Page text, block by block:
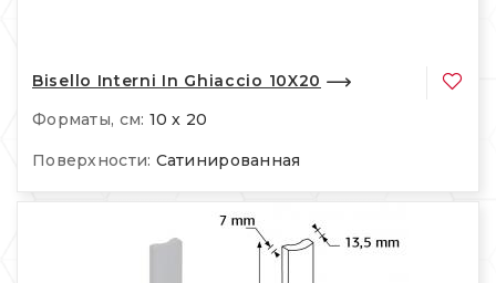
Bisello Interni In Ghiaccio 10X20
Форматы, см: 10 x 20
Поверхности: Сатинированная